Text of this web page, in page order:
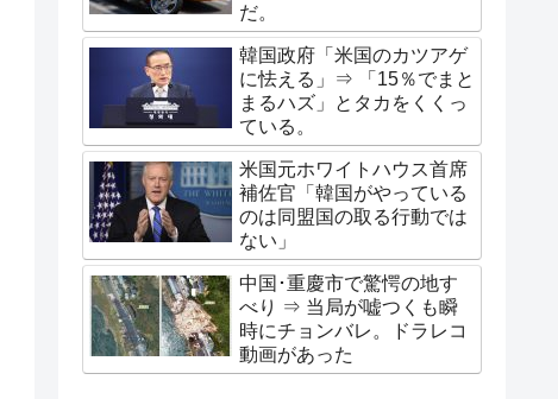
だ。
韓国政府「米国のカツアゲ
に怯える」⇒ 「15％でまと
まるハズ」とタカをくくっ
ている。
米国元ホワイトハウス首席
補佐官「韓国がやっている
のは同盟国の取る行動では
ない」
中国･重慶市で驚愕の地す
べり ⇒ 当局が嘘つくも瞬
時にチョンバレ。ドラレコ
動画があった